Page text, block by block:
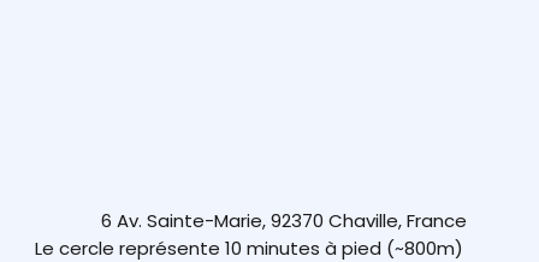
6 Av. Sainte-Marie, 92370 Chaville, France
Le cercle représente 10 minutes à pied (~800m)